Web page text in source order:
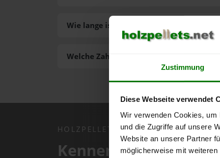
Zustimmung
Diese Webseite verwendet
Wir verwenden Cookies,
und die Zugriffe auf unsere
Website an unsere Partner
möglicherweise mit
Welche Zahlungsarten gibt es?
Wie lange ist die Lieferzeit der Pellets?
HOLZPELLETS.NET APP
Kennen Sie schon